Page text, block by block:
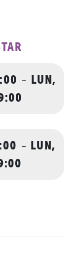
- LUN,
- LUN,